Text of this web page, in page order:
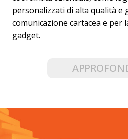
personalizzati di alta qualità e
comunicazione cartacea e per
gadget.